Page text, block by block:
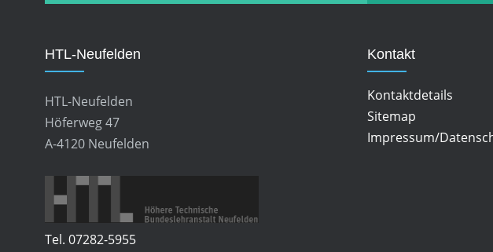
HTL-Neufelden
HTL-Neufelden
Höferweg 47
A-4120 Neufelden
Tel. 07282-5955
Kontakt
Kontaktdetails
Sitemap
Impressum/